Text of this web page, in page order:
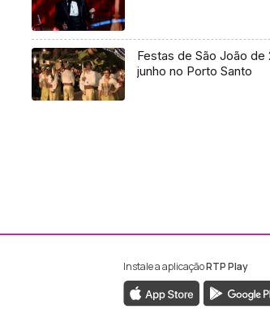
Festas de São João de
junho no Porto Santo
da RTP Madeira
Instagram da RTP Madeira
Instale a aplicaçãoRTP Play